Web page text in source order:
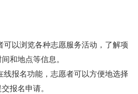
可以浏览各种志愿服务活动，了解项
和地点等信息。
线报名功能，志愿者可以方便地选择
报名申请。